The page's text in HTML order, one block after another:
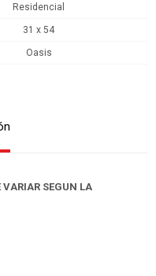
Residencial
31 x 54
Oasis
SEGUN LA